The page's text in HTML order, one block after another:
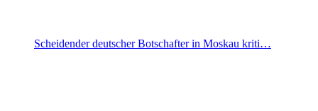
Scheidender deutscher Botschafter in Moskau kriti…